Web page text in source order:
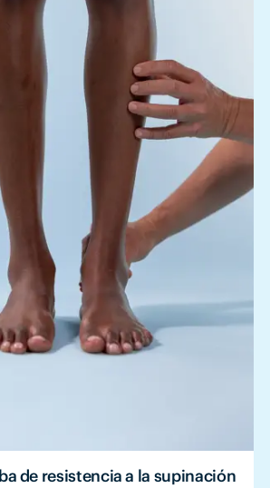
de resistencia a la supinación